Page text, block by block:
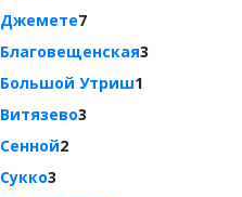
Джемете7
Благовещенская3
Большой Утриш1
Витязево3
Сенной2
Сукко3